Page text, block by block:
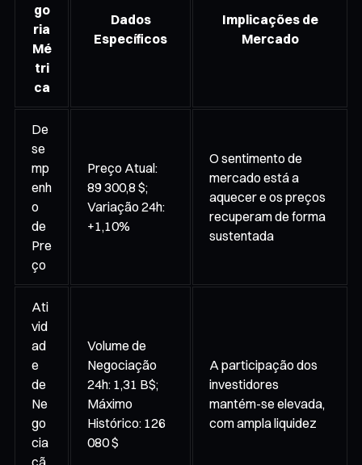
go
ria
Mé
tri
ca
Dados
Específicos
Implicações de
Mercado
De
se
mp
enh
o
de
Pre
ço
Preço Atual:
89 300,8 $;
Variação 24h:
+1,10%
O sentimento de
mercado está a
aquecer e os preços
recuperam de forma
sustentada
Ati
vid
ad
e
de
Ne
go
cia
çã
Volume de
Negociação
24h: 1,31 B$;
Máximo
Histórico: 126
080 $
A participação dos
investidores
mantém-se elevada,
com ampla liquidez